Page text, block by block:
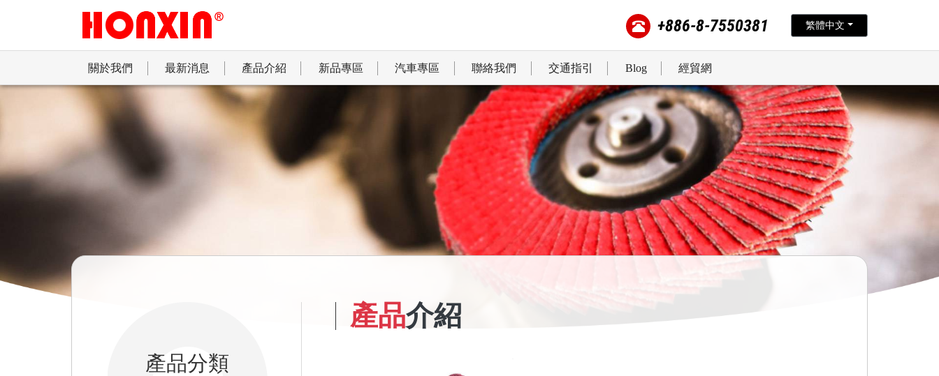
+886-8-7550381 繁體中文
關於我們 最新消息 產品介紹 新品專區 汽車專區 聯絡我們 交通指引 Blog 經貿網
產品分類
產品介紹